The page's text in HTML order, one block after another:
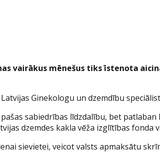
vairākus mēnešus tiks īstenota
Ginekologu un dzemdību
sabiedrības līdzdalību, bet
dzemdes kakla vēža izglītības fonda
sievietei, veicot valsts apmaksātu